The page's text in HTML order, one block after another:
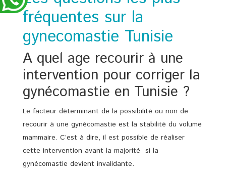
fréquentes sur la
gynecomastie Tunisie
A quel age recourir à une
intervention pour corriger la
gynécomastie en Tunisie ?
Le facteur déterminant de la possibilité ou non de
recourir à une gynécomastie est la stabilité du volume
mammaire. C’est à dire, il est possible de réaliser
cette intervention avant la majorité si la
gynécomastie devient invalidante.